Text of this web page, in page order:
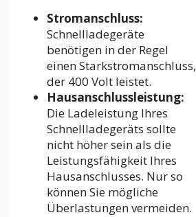
Stromanschluss:
Schnellladegeräte
benötigen in der Regel
einen Starkstromanschluss,
der 400 Volt leistet.
Hausanschlussleistung:
Die Ladeleistung Ihres
Schnellladegeräts sollte
nicht höher sein als die
Leistungsfähigkeit Ihres
Hausanschlusses. Nur so
können Sie mögliche
Überlastungen vermeiden.